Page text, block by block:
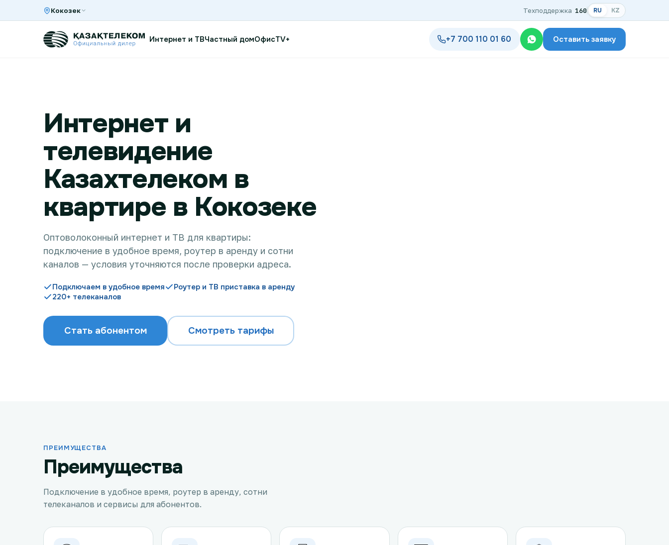
Кокозек Техподдержка 160 RU KZ
Интернет и ТВЧастный домОфисTV+ +7 700 110 01 60 Оставить заявку
Интернет и ТВ в частном доме
Интернет и
телевидение
Казахтелеком в
квартире в Кокозеке
Оптоволоконный интернет и ТВ для квартиры:
подключение в удобное время, роутер в аренду и сотни
каналов — условия уточняются после проверки адреса.
Подключаем в удобное время
Роутер и ТВ приставка в аренду
220+ телеканалов
Стать абонентом Смотреть тарифы
ПРЕИМУЩЕСТВА
Преимущества
Подключение в удобное время, роутер в аренду, сотни
телеканалов и сервисы для абонентов.